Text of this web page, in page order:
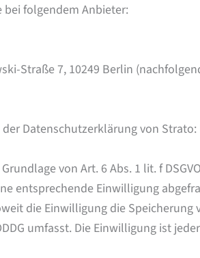
bei folgendem Anbieter:
Straße 7, 10249 Berlin
Datenschutzerklärung von Strato:
von Art. 6 Abs. 1 lit. f
entsprechende Einwilligung
die Einwilligung die
umfasst. Die Einwilligung ist